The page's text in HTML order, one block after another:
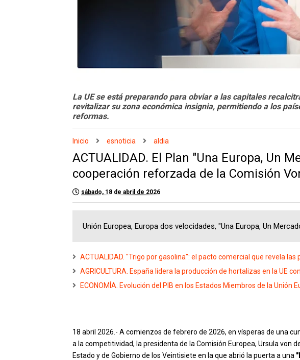
La UE se está preparando para obviar a las capitales
revitalizar su zona económica insignia, permitiendo a los
reformas.
Inicio esnoticia aldia
ACTUALIDAD. El Plan "Una Europa, Un
cooperación reforzada de la Comisión
sábado, 18 de abril de 2026
Unión Europea, Europa dos velocidades, "Una Europa, Un
ACTUALIDAD. "Trigo por gasolina": el pacto comercial que revela las
AGRICULTURA. España lidera la producción de hortalizas en la UE
ECONOMÍA. Evolución del PIB en los Estados Miembros de la Unión
18 abril 2026.- A comienzos de febrero de 2026, en vísperas de una
a la competitividad, la presidenta de la Comisión Europea, Ursula von
Estado y de Gobierno de los Veintisiete en la que abrió la puerta a una